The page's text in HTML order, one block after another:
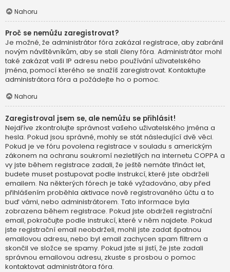
Nahoru
Proč se nemůžu zaregistrovat?
Je možné, že administrátor fóra zakázal registrace, aby zabránil
novým návštěvníkům, aby se stali členy fóra. Administrátor mohl
také zakázat vaši IP adresu nebo používání uživatelského
jména, pomocí kterého se snažíš zaregistrovat. Kontaktujte
administrátora fóra a požádejte ho o pomoc.
Nahoru
Zaregistroval jsem se, ale nemůžu se přihlásit!
Nejdříve zkontrolujte správnost vašeho uživatelského jména a
hesla. Pokud jsou správné, mohly se stát následující dvě věci.
Pokud je ve fóru povolena registrace v souladu s americkým
zákonem na ochranu soukromí nezletilých na internetu COPPA a
vy jste během registrace zadali, že ještě nemáte třináct let,
budete muset postupovat podle instrukcí, které jste obdrželi
emailem. Na některých fórech je také vyžadováno, aby před
přihlášením proběhla aktivace nově registrovaného účtu a to
buď vámi, nebo administrátorem. Tato informace byla
zobrazena během registrace. Pokud jste obdrželi registrační
email, pokračujte podle instrukcí, které v něm najdete. Pokud
jste registrační email neobdrželi, mohli jste zadat špatnou
emailovou adresu, nebo byl email zachycen spam filtrem a
skončil ve složce se spamy. Pokud jste si jistí, že jste zadali
správnou emailovou adresu, zkuste s prosbou o pomoc
kontaktovat administrátora fóra.